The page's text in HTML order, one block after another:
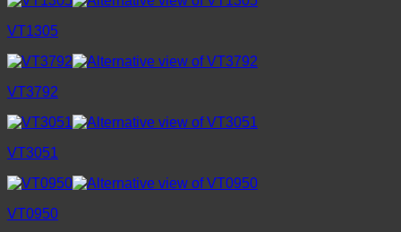
VT1305
VT3792
VT3051
VT0950